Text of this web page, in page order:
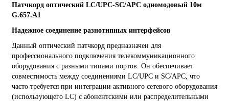
Патчкорд оптический LC/UPC-SC/APC одномодовый 10м
G.657.A1
Надежное соединение разнотипных интерфейсов
Данный оптический патчкорд предназначен для
профессионального подключения телекоммуникационного
оборудования с разными типами портов. Он обеспечивает
совместимость между соединениями LC/UPC и SC/APC, что
часто требуется при интеграции активного сетевого оборудования
(использующего LC) с абонентскими или распределительными